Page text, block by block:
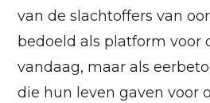
van de slachtoffers van
bedoeld als platform voor
vandaag, maar als
die hun leven gaven voor